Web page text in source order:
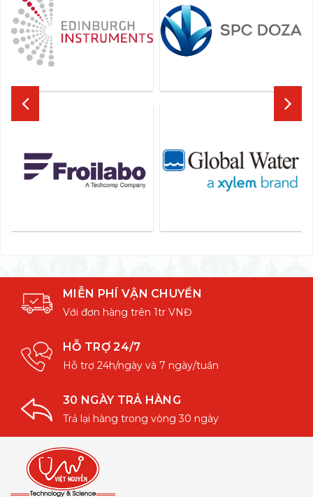
MIỄN PHÍ VẬN CHUYỂN
Với đơn hàng trên 1tr VNĐ
HỖ TRỢ 24/7
Hỗ trợ 24h/ngày và 7 ngày/tuần
30 NGÀY TRẢ HÀNG
Trả lại hàng trong vòng 30 ngày